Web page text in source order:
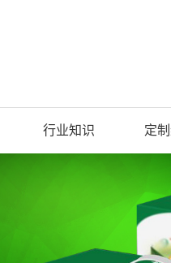
行业知识 定